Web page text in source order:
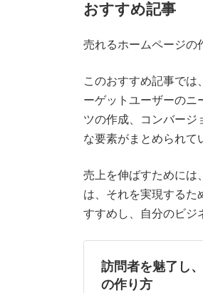
おすすめ記事
売れるホームページの
このおすすめ記事では
ーゲットユーザーのニ
ツの作成、コンバージ
な要素がまとめられて
売上を伸ばすためには
は、それを実現するた
すすめし、自分のビジ
訪問者を魅了し
の作り方